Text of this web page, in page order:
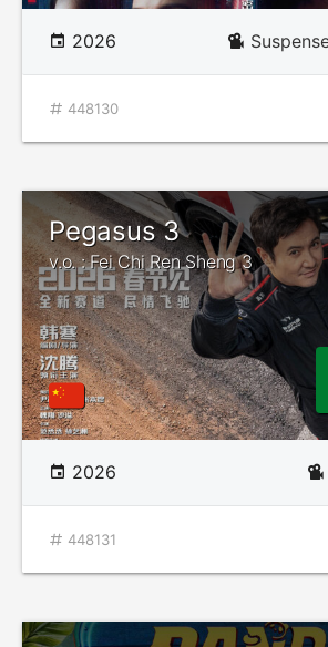
2026
448130
Pegasus 3
v.o. : Fei Chi Ren Sheng 3
2026
448131